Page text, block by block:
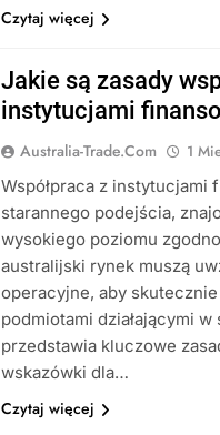
Czytaj więcej
Jakie są zasady
instytucjami
Australia-Trade.com 1
Współpraca z instytucjami
starannego podejścia,
wysokiego poziomu
australijski rynek muszą
operacyjne, aby
podmiotami działającymi
przedstawia kluczowe
wskazówki dla…
Czytaj więcej